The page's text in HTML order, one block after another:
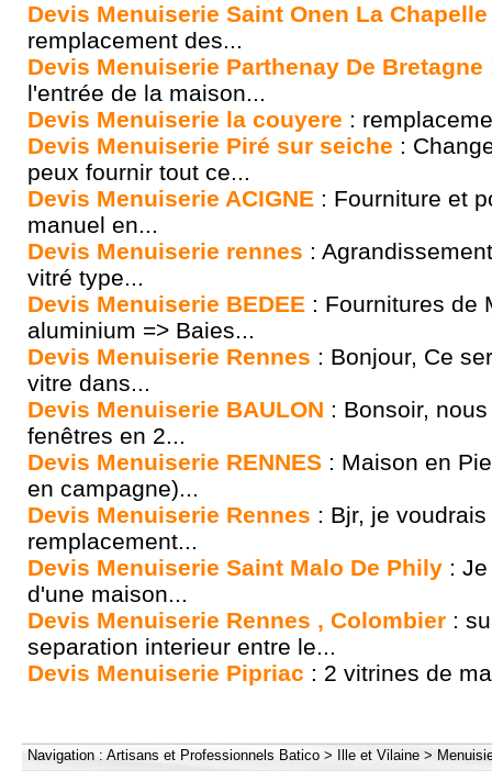
Devis Menuiserie Saint Onen La Chapelle
remplacement des...
Devis Menuiserie Parthenay De Bretagne
l'entrée de la maison...
Devis Menuiserie la couyere :
Devis Menuiserie Piré sur seiche :
peux fournir tout ce...
Devis Menuiserie ACIGNE : Fourniture et
manuel en...
Devis Menuiserie rennes :
vitré type...
Devis Menuiserie BEDEE : Fournitures de
aluminium => Baies...
Devis Menuiserie Rennes : Bonjour, Ce
vitre dans...
Devis Menuiserie BAULON : Bonsoir,
fenêtres en 2...
Devis Menuiserie RENNES : Maison en
en campagne)...
Devis Menuiserie Rennes : Bjr, je
remplacement...
Devis Menuiserie Saint Malo De Phily :
d'une maison...
Devis Menuiserie Rennes , Colombier :
separation interieur entre le...
Devis Menuiserie Pipriac : 2 vitrines de
Navigation : Artisans et Professionnels Batico > Ille et Vilaine >